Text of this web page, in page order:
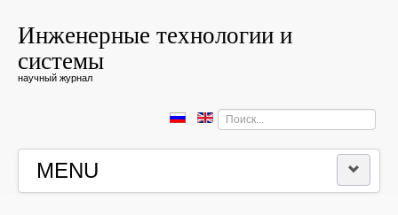
Инженерные технологии и
системы
научный журнал
Искать...
MENU